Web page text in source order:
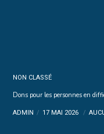
NON CLASSÉ
Dons pour les personnes en
ADMIN 17 MAI 2026